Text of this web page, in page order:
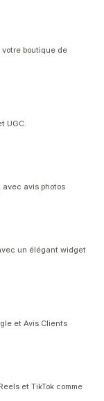
votre boutique de
UGC.
avis photos
un élégant widget
et Avis Clients
et TikTok comme